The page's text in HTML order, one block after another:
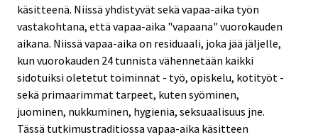
käsitteenä. Niissä yhdistyvät sekä vapaa-aika työn
vastakohtana, että vapaa-aika "vapaana" vuorokauden
aikana. Niissä vapaa-aika on residuaali, joka jää jäljelle,
kun vuorokauden 24 tunnista vähennetään kaikki
sidotuiksi oletetut toiminnat - työ, opiskelu, kotityöt -
sekä primaarimmat tarpeet, kuten syöminen,
juominen, nukkuminen, hygienia, seksuaalisuus jne.
Tässä tutkimustraditiossa vapaa-aika käsitteen